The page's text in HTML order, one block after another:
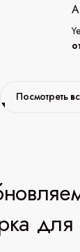
Посмотреть
для